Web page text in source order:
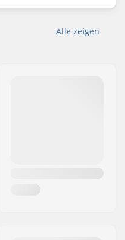
Alle zeigen